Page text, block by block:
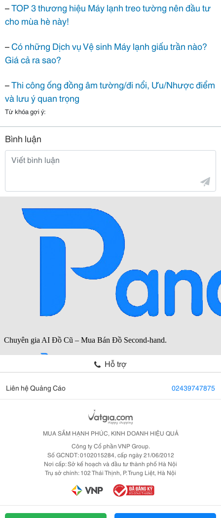
–TOP 3 thương hiệu Máy lạnh treo tường nên đầu tư
cho mùa hè này!
–Có những Dịch vụ Vệ sinh Máy lạnh giấu trần nào?
Giá cả ra sao?
–Thi công ống đồng âm tường/đi nổi, Ưu/Nhược điểm
và lưu ý quan trọng
Từ khóa gợi ý:
Bình luận
Hỗ trợ
Liên hệ Quảng Cáo 02439747875
MUA SẮM HẠNH PHÚC, KINH DOANH HIỆU QUẢ
Công ty Cổ phần VNP Group.
Số GCNDT: 0102015284, cấp ngày 21/06/2012
Nơi cấp: Sở kế hoạch và đầu tư thành phố Hà Nội
Trụ sở chính: 102 Thái Thịnh, P. Trung Liệt, Hà Nội